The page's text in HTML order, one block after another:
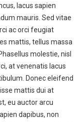
lacus sapien
mauris. Sed vitae
ac orci feugiat
mattis, tellus massa
molestie, nisl
at venenatis lacus
Donec eleifend
mattis dui at
eu auctor arcu
dapibus, non